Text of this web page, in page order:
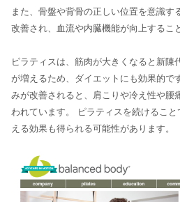
また、骨盤や背骨の正しい位置を意識す
改善され、血流や内臓機能が向上するこ
ピラティスは、筋肉が大きくなると新陳
が増えるため、ダイエットにも効果的で
みが改善されると、肩こりや冷え性や腰
われています。 ピラティスを続けるこ
える効果も得られる可能性があります。